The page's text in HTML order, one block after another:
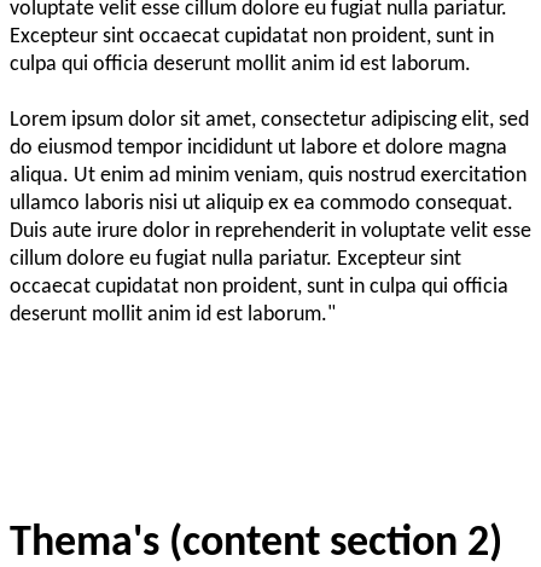
voluptate velit esse cillum dolore eu fugiat nulla pariatur.
Excepteur sint occaecat cupidatat non proident, sunt in
culpa qui officia deserunt mollit anim id est laborum.
Lorem ipsum dolor sit amet, consectetur adipiscing elit, sed
do eiusmod tempor incididunt ut labore et dolore magna
aliqua. Ut enim ad minim veniam, quis nostrud exercitation
ullamco laboris nisi ut aliquip ex ea commodo consequat.
Duis aute irure dolor in reprehenderit in voluptate velit esse
cillum dolore eu fugiat nulla pariatur. Excepteur sint
occaecat cupidatat non proident, sunt in culpa qui officia
deserunt mollit anim id est laborum."
Thema's (content section 2)